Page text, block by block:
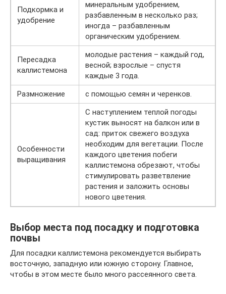
Подкормка и
удобрение
минеральным удобрением,
разбавленным в несколько раз;
иногда – разбавленным
органическим удобрением.
Пересадка
каллистемона
молодые растения – каждый год,
весной; взрослые – спустя
каждые 3 года.
Размножение
с помощью семян и черенков.
Особенности
выращивания
С наступлением теплой погоды
кустик выносят на балкон или в
сад: приток свежего воздуха
необходим для вегетации. После
каждого цветения побеги
каллистемона обрезают, чтобы
стимулировать разветвление
растения и заложить основы
нового цветения.
Выбор места под посадку и подготовка
почвы
Для посадки каллистемона рекомендуется выбирать
восточную, западную или южную сторону. Главное,
чтобы в этом месте было много рассеянного света.